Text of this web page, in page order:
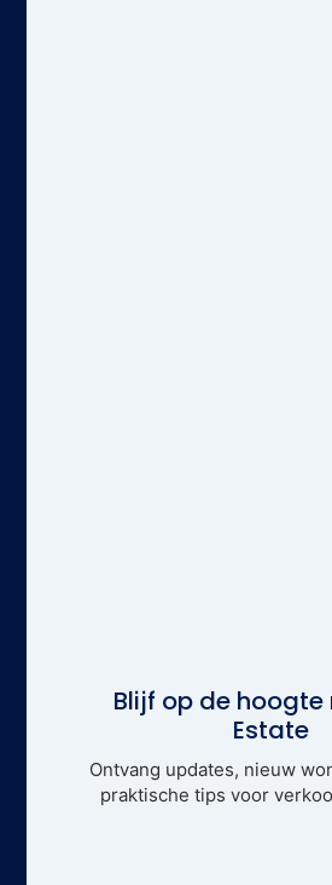
Blijf op de hoogte
Estate
Ontvang updates, nieuw
praktische tips voor